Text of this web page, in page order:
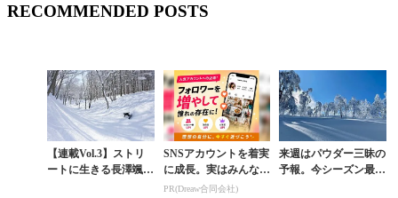
RECOMMENDED POSTS
【連載Vol.3】ストリ
ートに生きる長澤颯飛
SNSアカウントを着実
に成長。実はみんなコ
コ使ってます。
PR(Dreaw合同会社)
来週はパウダー三昧の
予報。今シーズン最強